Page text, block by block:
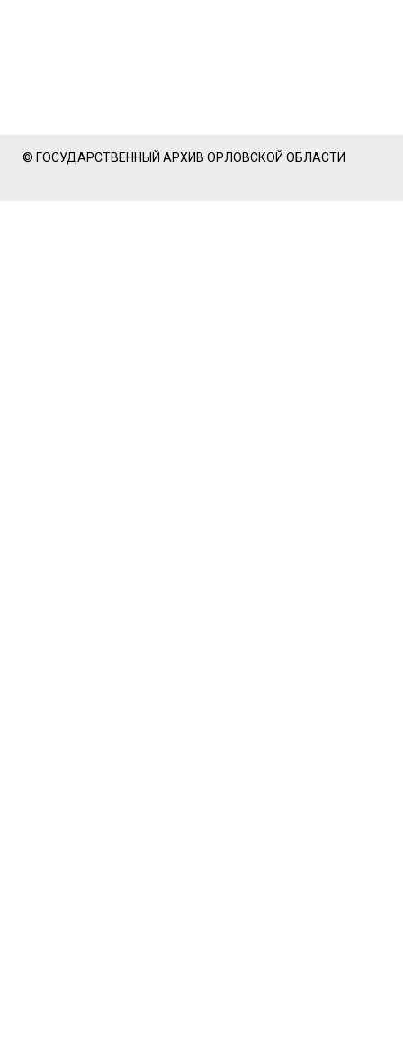
© ГОСУДАРСТВЕННЫЙ АРХИВ ОРЛОВСКОЙ ОБЛАСТИ